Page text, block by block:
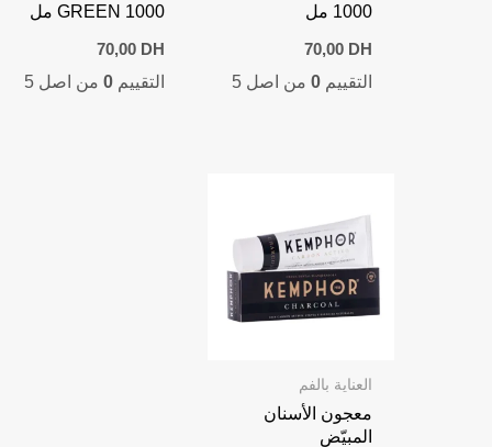
1000 مل
70,00 DH
التقييم 0من اصل 5
GREEN 1000 مل
70,00 DH
التقييم0 من اصل 5
العناية بالفم
معجون الأسنان
المبيّض